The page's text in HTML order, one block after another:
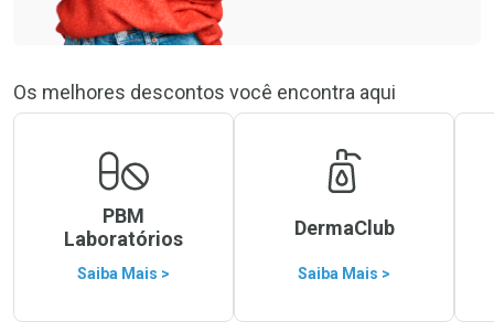
Os melhores descontos você encontra aqui
PBM
Laboratórios
Saiba Mais >
DermaClub
Saiba Mais >